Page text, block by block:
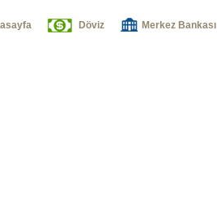
Döviz Merkez Bankası